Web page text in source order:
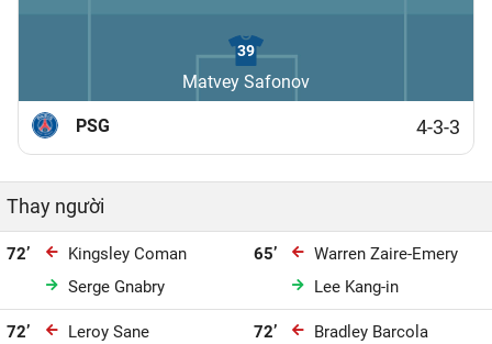
39
Matvey Safonov
PSG 4-3-3
Thay người
72’
Kingsley Coman
Serge Gnabry
65’
Warren Zaire-Emery
Lee Kang-in
72’
Leroy Sane
72’
Bradley Barcola